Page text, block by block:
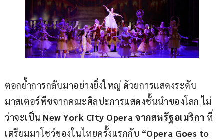
ตอกย้ำการกลับมาอย่างยิ่งใหญ่ ด้วยการแสดงระดับ
มาสเตอร์พีซจากคณะศิลปะการแสดงชั้นนำของโลก ไม่
ว่าจะเป็น New York City Opera จากสหรัฐอเมริกา ที่
เตรียมมาโชว์ของในไทยครั้งแรกกับ “Opera Goes to